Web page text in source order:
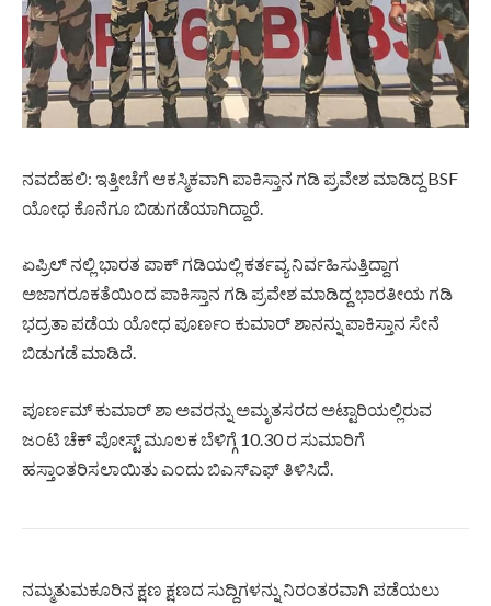
ನವದೆಹಲಿ: ಇತ್ತೀಚೆಗೆ ಆಕಸ್ಮಿಕವಾಗಿ ಪಾಕಿಸ್ತಾನ ಗಡಿ ಪ್ರವೇಶ ಮಾಡಿದ್ದ BSF
ಯೋಧ ಕೊನೆಗೂ ಬಿಡುಗಡೆಯಾಗಿದ್ದಾರೆ.
ಏಪ್ರಿಲ್ ನಲ್ಲಿ ಭಾರತ ಪಾಕ್ ಗಡಿಯಲ್ಲಿ ಕರ್ತವ್ಯ ನಿರ್ವಹಿಸುತ್ತಿದ್ದಾಗ
ಅಜಾಗರೂಕತೆಯಿಂದ ಪಾಕಿಸ್ತಾನ ಗಡಿ ಪ್ರವೇಶ ಮಾಡಿದ್ದ ಭಾರತೀಯ ಗಡಿ
ಭದ್ರತಾ ಪಡೆಯ ಯೋಧ ಪೂರ್ಣಂ ಕುಮಾರ್ ಶಾನನ್ನು ಪಾಕಿಸ್ತಾನ ಸೇನೆ
ಬಿಡುಗಡೆ ಮಾಡಿದೆ.
ಪೂರ್ಣಮ್ ಕುಮಾರ್ ಶಾ ಅವರನ್ನು ಅಮೃತಸರದ ಅಟ್ಟಾರಿಯಲ್ಲಿರುವ
ಜಂಟಿ ಚೆಕ್ ಪೋಸ್ಟ್ ಮೂಲಕ ಬೆಳಿಗ್ಗೆ 10.30 ರ ಸುಮಾರಿಗೆ
ಹಸ್ತಾಂತರಿಸಲಾಯಿತು ಎಂದು ಬಿಎಸ್ಎಫ್ ತಿಳಿಸಿದೆ.
ನಮ್ಮತುಮಕೂರಿನ ಕ್ಷಣ ಕ್ಷಣದ ಸುದ್ದಿಗಳನ್ನು ನಿರಂತರವಾಗಿ ಪಡೆಯಲು